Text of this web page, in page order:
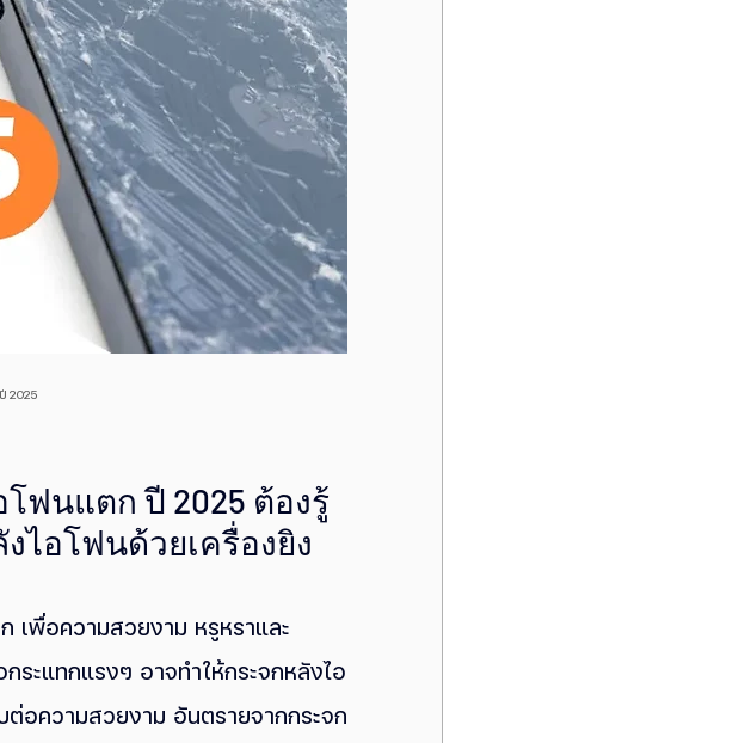
2025
ฟนแตก ปี 2025 ต้องรู้
ไอโฟนด้วยเครื่องยิง
เพื่อความสวยงาม หรูหราและ
ระแทกแรงๆ อาจทำให้กระจกหลังไอ
อความสวยงาม อันตรายจากกระจก